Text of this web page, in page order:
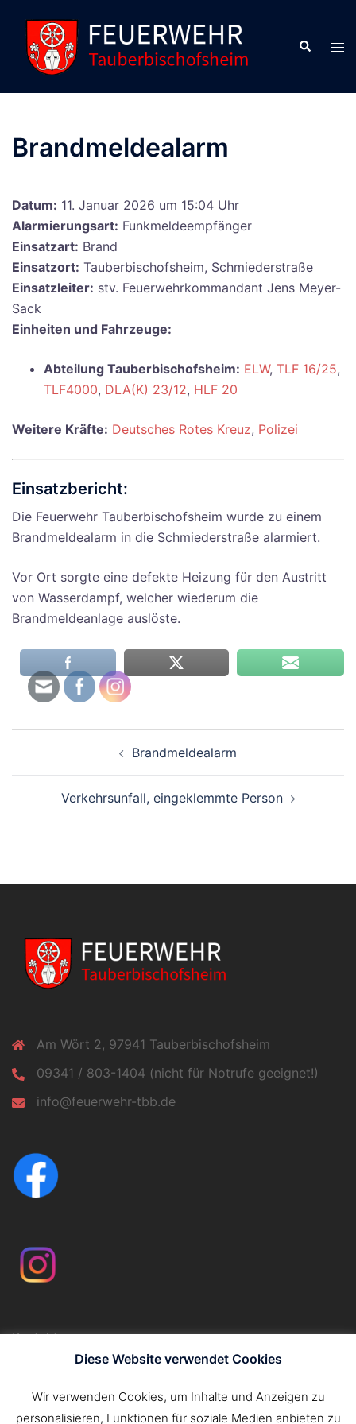
Inhalt
springen
Suche
Brandmeldealarm
Datum: 11. Januar 2026 um 15:04 Uhr
Alarmierungsart: Funkmeldeempfänger
Einsatzart: Brand
Einsatzort: Tauberbischofsheim, Schmiederstraße
Einsatzleiter: stv. Feuerwehrkommandant Jens Meyer-
Sack
Einheiten und Fahrzeuge:
Abteilung Tauberbischofsheim: ELW, TLF 16/25,
TLF4000, DLA(K) 23/12, HLF 20
Weitere Kräfte: Deutsches Rotes Kreuz, Polizei
Einsatzbericht:
Die Feuerwehr Tauberbischofsheim wurde zu einem
Brandmeldealarm in die Schmiederstraße alarmiert.
Vor Ort sorgte eine defekte Heizung für den Austritt
von Wasserdampf, welcher wiederum die
Brandmeldeanlage auslöste.
Brandmeldealarm
Verkehrsunfall, eingeklemmte Person
Am Wört 2, 97941 Tauberbischofsheim
09341 / 803-1404 (nicht für Notrufe geeignet!)
info@feuerwehr-tbb.de
Kontakt
ImpressumDiese Website verwendet Cookies
Wir verwenden Cookies, um Inhalte und Anzeigen zu
personalisieren, Funktionen für soziale Medien anbieten zu